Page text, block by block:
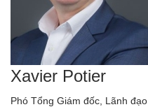
Xavier Potier
Phó Tổng Giám đốc, Lãnh